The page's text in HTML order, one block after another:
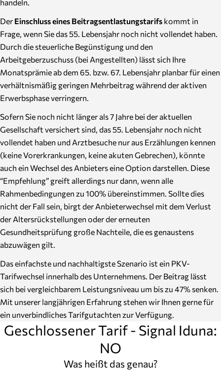
handeln.
Der Einschluss eines Beitragsentlastungstarifs kommt in
Frage, wenn Sie das 55. Lebensjahr noch nicht vollendet haben.
Durch die steuerliche Begünstigung und den
Arbeitgeberzuschuss (bei Angestellten) lässt sich Ihre
Monatsprämie ab dem 65. bzw. 67. Lebensjahr planbar für einen
verhältnismäßig geringen Mehrbeitrag während der aktiven
Erwerbsphase verringern.
Sofern Sie noch nicht länger als 7 Jahre bei der aktuellen
Gesellschaft versichert sind, das 55. Lebensjahr noch nicht
vollendet haben und Arztbesuche nur aus Erzählungen kennen
(keine Vorerkrankungen, keine akuten Gebrechen), könnte
auch ein Wechsel des Anbieters eine Option darstellen. Diese
“Empfehlung” greift allerdings nur dann, wenn alle
Rahmenbedingungen zu 100% übereinstimmen. Sollte dies
nicht der Fall sein, birgt der Anbieterwechsel mit dem Verlust
der Altersrückstellungen oder der erneuten
Gesundheitsprüfung große Nachteile, die es genaustens
abzuwägen gilt.
Das einfachste und nachhaltigste Szenario ist ein PKV-
Tarifwechsel innerhalb des Unternehmens. Der Beitrag lässt
sich bei vergleichbarem Leistungsniveau um bis zu 47% senken.
Mit unserer langjährigen Erfahrung stehen wir Ihnen gerne für
ein unverbindliches Tarifgutachten zur Verfügung.
Geschlossener Tarif - Signal Iduna:
NO
Was heißt das genau?